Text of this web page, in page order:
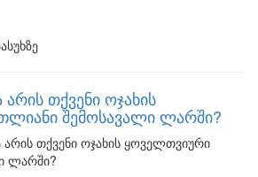
არის თქვენი ოჯახის
შემოსავალი ლარში?
თქვენი ოჯახის ყოველთვიური
ლარში?